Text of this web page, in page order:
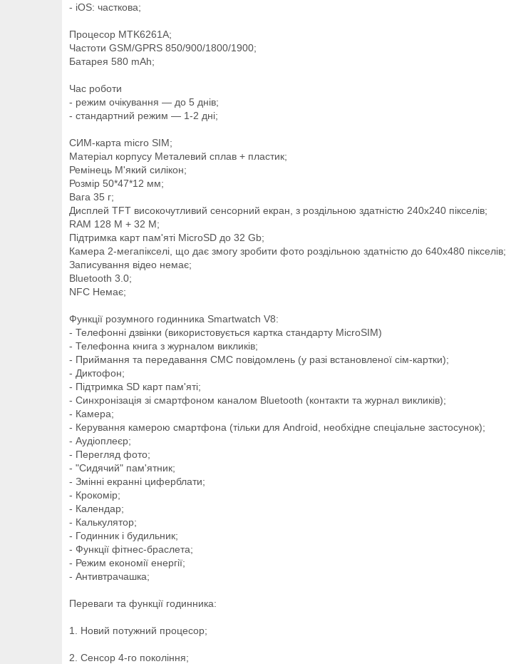
- iOS: часткова;
Процесор MTK6261A;
Частоти GSM/GPRS 850/900/1800/1900;
Батарея 580 mAh;
Час роботи
- режим очікування — до 5 днів;
- стандартний режим — 1-2 дні;
СИМ-карта micro SIM;
Матеріал корпусу Металевий сплав + пластик;
Ремінець М'який силікон;
Розмір 50*47*12 мм;
Вага 35 г;
Дисплей TFT високочутливий сенсорний екран, з роздільною здатністю 240х240 пікселів;
RAM 128 М + 32 М;
Підтримка карт пам'яті MicroSD до 32 Gb;
Камера 2-мегапікселі, що дає змогу зробити фото роздільною здатністю до 640х480 пікселів;
Записування відео немає;
Bluetooth 3.0;
NFC Немає;
Функції розумного годинника Smartwatch V8:
- Телефонні дзвінки (використовується картка стандарту MicroSIM)
- Телефонна книга з журналом викликів;
- Приймання та передавання СМС повідомлень (у разі встановленої сім-картки);
- Диктофон;
- Підтримка SD карт пам'яті;
- Синхронізація зі смартфоном каналом Bluetooth (контакти та журнал викликів);
- Камера;
- Керування камерою смартфона (тільки для Android, необхідне спеціальне застосунок);
- Аудіоплеєр;
- Перегляд фото;
- "Сидячий" пам'ятник;
- Змінні екранні циферблати;
- Крокомір;
- Календар;
- Калькулятор;
- Годинник і будильник;
- Функції фітнес-браслета;
- Режим економії енергії;
- Антивтрачашка;
Переваги та функції годинника:
1. Новий потужний процесор;
2. Сенсор 4-го покоління;